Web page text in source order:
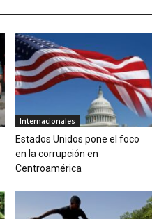
Internacionales
Estados Unidos pone el foco
en la corrupción en
Centroamérica